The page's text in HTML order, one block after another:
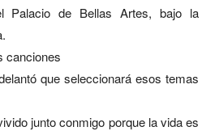
Palacio de Bellas Artes, bajo la
canciones
que seleccionará esos temas
junto conmigo porque la vida es